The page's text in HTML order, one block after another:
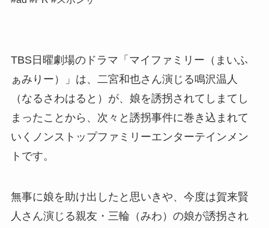
TBS日曜劇場のドラマ「マイファミリー（まいふ
ぁみりー）」は、二宮和也さん演じる鳴沢温人
（なるさわはると）が、娘を誘拐されてしまてし
まったことから、次々と誘拐事件に巻き込まれて
いくノンストップファミリーエンターテインメン
トです。
無事に娘を助け出したと思いきや、今度は賀来賢
人さん演じる親友・三輪（みわ）の娘が誘拐され